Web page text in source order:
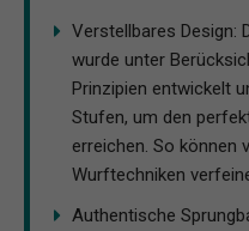
Verstellbares Design:
wurde unter
Prinzipien entwickelt
Stufen, um den
erreichen. So können
Wurftechniken
Authentische